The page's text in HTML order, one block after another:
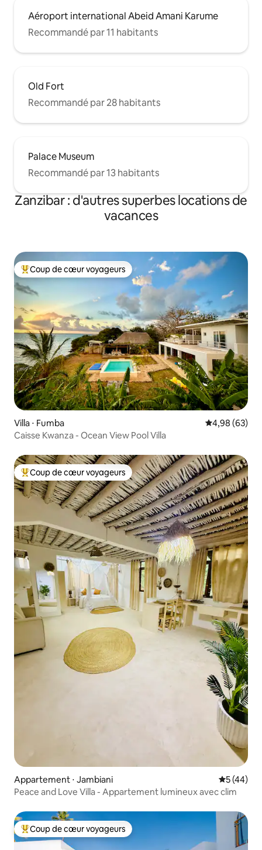
Aéroport international Abeid Amani Karume
Recommandé par 11 habitants
Old Fort
Recommandé par 28 habitants
Palace Museum
Recommandé par 13 habitants
Zanzibar : d'autres superbes locations de
vacances
Coups de cœur voyageurs les plus appréciés
Coup de cœur voyageurs
Villa ⋅ Fumba Évaluation
4,98 (63)
Caisse Kwanza - Ocean View Pool Villa
Coups de cœur voyageurs les plus appréciés
Coup de cœur voyageurs
Appartement ⋅ Jambiani
5 (44)
Peace and Love Villa - Appartement lumineux avec clim
Coups de cœur voyageurs les plus appréciés
Coup de cœur voyageurs